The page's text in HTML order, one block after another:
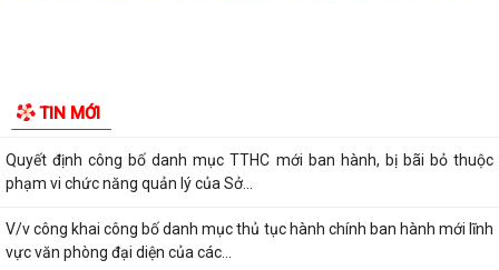
TIN MỚI
Khê, Tiên Tiến và Cộng Hòa
Quyết định công bố danh mục TTHC mới ban hành, bị bãi bỏ thuộc
phạm vi chức năng quản lý của Sở...
V/v công khai công bố danh mục thủ tục hành chính ban hành mới lĩnh
vực văn phòng đại diện của các...